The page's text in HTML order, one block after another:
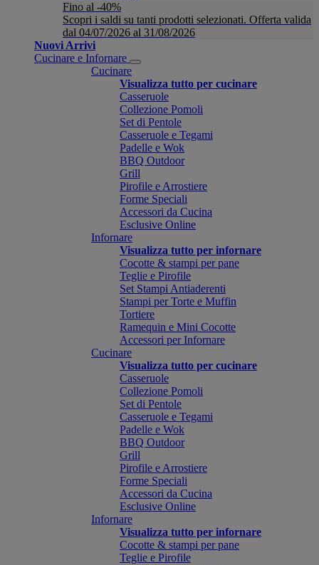
Fino al -40%
Scopri i saldi su tanti prodotti selezionati. Offerta valida
dal 04/07/2026 al 31/08/2026
Nuovi Arrivi
Cucinare e Infornare
Cucinare
Visualizza tutto per cucinare
Casseruole
Collezione Pomoli
Set di Pentole
Casseruole e Tegami
Padelle e Wok
BBQ Outdoor
Grill
Pirofile e Arrostiere
Forme Speciali
Accessori da Cucina
Esclusive Online
Infornare
Visualizza tutto per infornare
Cocotte & stampi per pane
Teglie e Pirofile
Set Stampi Antiaderenti
Stampi per Torte e Muffin
Tortiere
Ramequin e Mini Cocotte
Accessori per Infornare
Cucinare
Visualizza tutto per cucinare
Casseruole
Collezione Pomoli
Set di Pentole
Casseruole e Tegami
Padelle e Wok
BBQ Outdoor
Grill
Pirofile e Arrostiere
Forme Speciali
Accessori da Cucina
Esclusive Online
Infornare
Visualizza tutto per infornare
Cocotte & stampi per pane
Teglie e Pirofile